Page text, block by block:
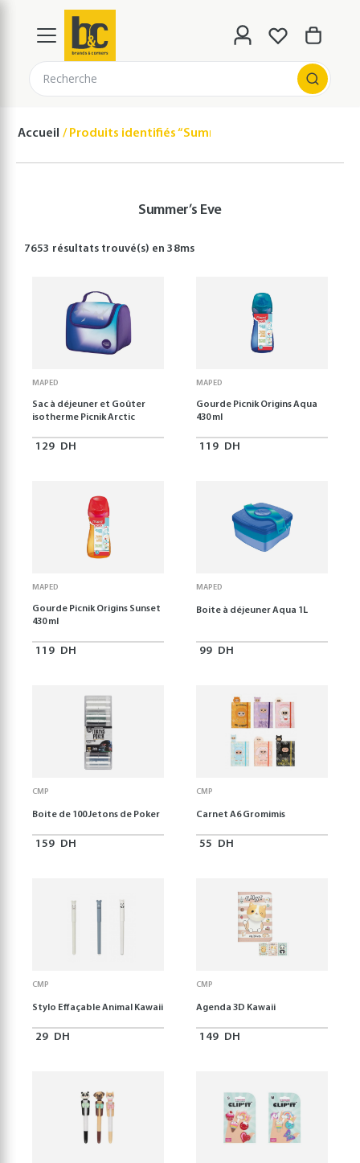
Recherche
Accueil Produits identifiés “Summer’s Eve”
Summer’s Eve
7653 résultats trouvé(s) en38ms
MAPED
Sac à déjeuner et Goûter
isotherme Picnik Arctic
129 DH
MAPED
Gourde Picnik Origins Aqua
430 ml
119 DH
MAPED
Gourde Picnik Origins Sunset
430 ml
119 DH
MAPED
Boite à déjeuner Aqua 1L
99 DH
CMP
Boite de 100 Jetons de Poker
159 DH
CMP
Carnet A6 Gromimis
55 DH
CMP
Stylo Effaçable Animal Kawaii
29 DH
CMP
Agenda 3D Kawaii
149 DH